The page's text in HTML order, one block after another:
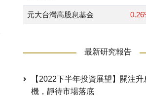
元大台灣高股息基金
最新研究報告
【2022下半年投資展望】關注
機，靜待市場落底